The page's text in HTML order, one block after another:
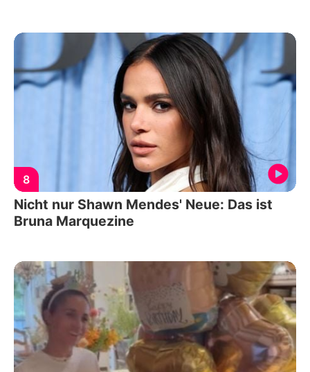
8
Nicht nur Shawn Mendes' Neue: Das ist
Bruna Marquezine